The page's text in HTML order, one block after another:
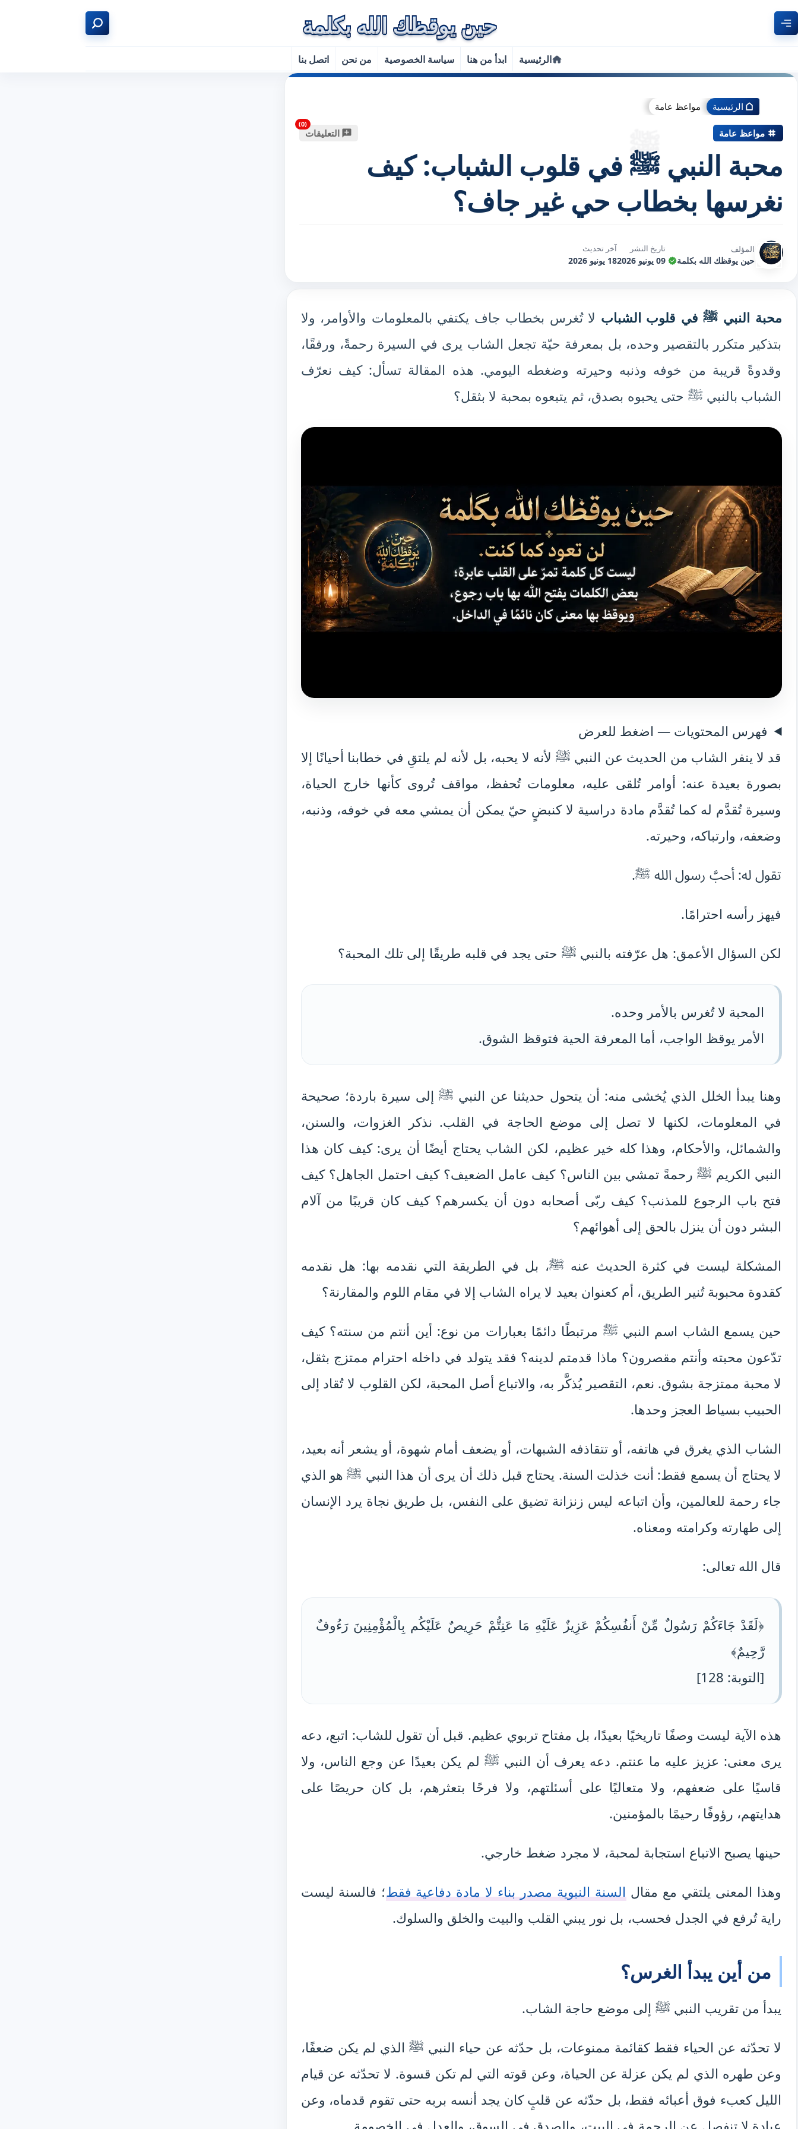
الرئيسية ابدأ من هنا سياسة الخصوصية من نحن اتصل بنا
الرئيسية مواعظ عامة
مواعظ عامة التعليقات
محبة النبي ﷺ في قلوب الشباب: كيف
نغرسها بخطاب حي غير جاف؟
المؤلف
حين يوقظك الله بكلمة
تاريخ النشر
09 يونيو 2026
آخر تحديث
18 يونيو 2026
محبة النبي ﷺ في قلوب الشباب لا تُغرس بخطاب جاف يكتفي بالمعلومات والأوامر، ولا
بتذكير متكرر بالتقصير وحده، بل بمعرفة حيّة تجعل الشاب يرى في السيرة رحمةً، ورفقًا،
وقدوةً قريبة من خوفه وذنبه وحيرته وضغطه اليومي. هذه المقالة تسأل: كيف نعرّف
الشباب بالنبي ﷺ حتى يحبوه بصدق، ثم يتبعوه بمحبة لا بثقل؟
فهرس المحتويات — اضغط للعرض
قد لا ينفر الشاب من الحديث عن النبي ﷺ لأنه لا يحبه، بل لأنه لم يلتقِ في خطابنا أحيانًا إلا
بصورة بعيدة عنه: أوامر تُلقى عليه، معلومات تُحفظ، مواقف تُروى كأنها خارج الحياة،
وسيرة تُقدَّم له كما تُقدَّم مادة دراسية لا كنبضٍ حيّ يمكن أن يمشي معه في خوفه، وذنبه،
وضعفه، وارتباكه، وحيرته.
تقول له: أحبَّ رسول الله ﷺ.
فيهز رأسه احترامًا.
لكن السؤال الأعمق: هل عرّفته بالنبي ﷺ حتى يجد في قلبه طريقًا إلى تلك المحبة؟
المحبة لا تُغرس بالأمر وحده.
الأمر يوقظ الواجب، أما المعرفة الحية فتوقظ الشوق.
وهنا يبدأ الخلل الذي يُخشى منه: أن يتحول حديثنا عن النبي ﷺ إلى سيرة باردة؛ صحيحة
في المعلومات، لكنها لا تصل إلى موضع الحاجة في القلب. نذكر الغزوات، والسنن،
والشمائل، والأحكام، وهذا كله خير عظيم، لكن الشاب يحتاج أيضًا أن يرى: كيف كان هذا
النبي الكريم ﷺ رحمةً تمشي بين الناس؟ كيف عامل الضعيف؟ كيف احتمل الجاهل؟ كيف
فتح باب الرجوع للمذنب؟ كيف ربّى أصحابه دون أن يكسرهم؟ كيف كان قريبًا من آلام
البشر دون أن ينزل بالحق إلى أهوائهم؟
المشكلة ليست في كثرة الحديث عنه ﷺ، بل في الطريقة التي نقدمه بها: هل نقدمه
كقدوة محبوبة تُنير الطريق، أم كعنوان بعيد لا يراه الشاب إلا في مقام اللوم والمقارنة؟
حين يسمع الشاب اسم النبي ﷺ مرتبطًا دائمًا بعبارات من نوع: أين أنتم من سنته؟ كيف
تدّعون محبته وأنتم مقصرون؟ ماذا قدمتم لدينه؟ فقد يتولد في داخله احترام ممتزج بثقل،
لا محبة ممتزجة بشوق. نعم، التقصير يُذكَّر به، والاتباع أصل المحبة، لكن القلوب لا تُقاد إلى
الحبيب بسياط العجز وحدها.
الشاب الذي يغرق في هاتفه، أو تتقاذفه الشبهات، أو يضعف أمام شهوة، أو يشعر أنه بعيد،
لا يحتاج أن يسمع فقط: أنت خذلت السنة. يحتاج قبل ذلك أن يرى أن هذا النبي ﷺ هو الذي
جاء رحمة للعالمين، وأن اتباعه ليس زنزانة تضيق على النفس، بل طريق نجاة يرد الإنسان
إلى طهارته وكرامته ومعناه.
قال الله تعالى:
﴿لَقَدْ جَاءَكُمْ رَسُولٌ مِّنْ أَنفُسِكُمْ عَزِيزٌ عَلَيْهِ مَا عَنِتُّمْ حَرِيصٌ عَلَيْكُم بِالْمُؤْمِنِينَ رَءُوفٌ
رَّحِيمٌ﴾
[التوبة: 128]
هذه الآية ليست وصفًا تاريخيًا بعيدًا، بل مفتاح تربوي عظيم. قبل أن تقول للشاب: اتبع، دعه
يرى معنى: عزيز عليه ما عنتم. دعه يعرف أن النبي ﷺ لم يكن بعيدًا عن وجع الناس، ولا
قاسيًا على ضعفهم، ولا متعاليًا على أسئلتهم، ولا فرحًا بتعثرهم، بل كان حريصًا على
هدايتهم، رؤوفًا رحيمًا بالمؤمنين.
حينها يصبح الاتباع استجابة لمحبة، لا مجرد ضغط خارجي.
وهذا المعنى يلتقي مع مقال السنة النبوية مصدر بناء لا مادة دفاعية فقط؛ فالسنة ليست
راية تُرفع في الجدل فحسب، بل نور يبني القلب والبيت والخلق والسلوك.
من أين يبدأ الغرس؟
يبدأ من تقريب النبي ﷺ إلى موضع حاجة الشاب.
لا تحدّثه عن الحياء فقط كقائمة ممنوعات، بل حدّثه عن حياء النبي ﷺ الذي لم يكن ضعفًا،
وعن طهره الذي لم يكن عزلة عن الحياة، وعن قوته التي لم تكن قسوة. لا تحدّثه عن قيام
الليل كعبء فوق أعبائه فقط، بل حدّثه عن قلبٍ كان يجد أنسه بربه حتى تقوم قدماه، وعن